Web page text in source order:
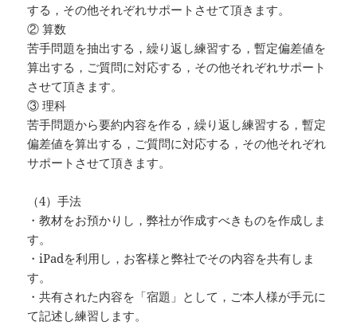
する，その他それぞれサポートさせて頂きます。
② 算数
苦手問題を抽出する，繰り返し練習する，暫定偏差値を
算出する，ご質問に対応する，その他それぞれサポート
させて頂きます。
③ 理科
苦手問題から要約内容を作る，繰り返し練習する，暫定
偏差値を算出する，ご質問に対応する，その他それぞれ
サポートさせて頂きます。
（4）手法
・教材をお預かりし，弊社が作成すべきものを作成しま
す。
・iPadを利用し，お客様と弊社でその内容を共有しま
す。
・共有された内容を「宿題」として，ご本人様が手元に
て記述し練習します。